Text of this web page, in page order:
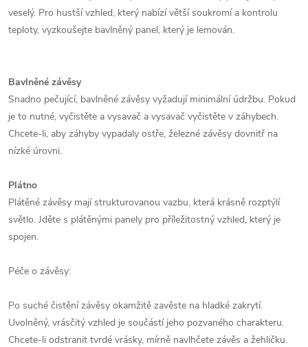
veselý. Pro hustší vzhled, který nabízí větší soukromí a kontrolu
teploty, vyzkoušejte bavlněný panel, který je lemován.
Bavlněné závěsy
Snadno pečující, bavlněné závěsy vyžadují minimální údržbu. Pokud
je to nutné, vyčistěte a vysavač a vysavač vyčistěte v záhybech.
Chcete-li, aby záhyby vypadaly ostře, železné závěsy dovnitř na
nízké úrovni.
Plátno
Plátěné závěsy mají strukturovanou vazbu, která krásně rozptýlí
světlo. Jděte s plátěnými panely pro příležitostný vzhled, který je
spojen.
Péče o závěsy:
Po suché čistění závěsy okamžitě zavěste na hladké zakrytí.
Uvolněný, vrásčitý vzhled je součástí jeho pozvaného charakteru.
Chcete-li odstranit tvrdé vrásky, mírně navlhčete závěs a žehličku.